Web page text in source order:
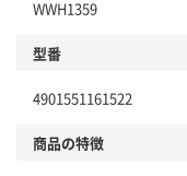
WWH1359
型番
4901551161522
商品の特徴